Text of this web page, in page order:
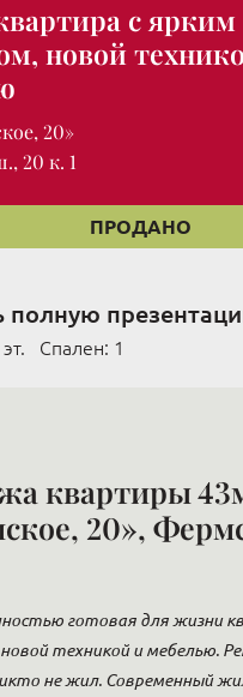
с ярким
новой
20»
20 к. 1
ПРОДАНО
полную
Cпален: 1
квартиры
20»,
готовая для жизни
техникой и мебелью.
не жил. Современный